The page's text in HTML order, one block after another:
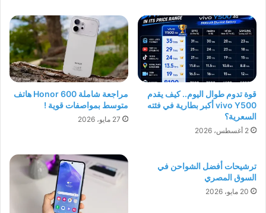
قوة تدوم طوال اليوم.. كيف يقدم
vivo Y500 أكبر بطارية في فئته
السعرية؟
2 أغسطس، 2026
مراجعة شاملة Honor 600 هاتف
متوسط بمواصفات قوية !
27 مايو، 2026
ترشيحات أفضل الشواحن في
السوق المصري
20 مايو، 2026